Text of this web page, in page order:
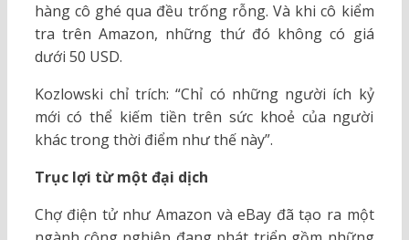
hàng cô ghé qua đều trống rỗng. Và khi cô kiểm
tra trên Amazon, những thứ đó không có giá
dưới 50 USD.
Kozlowski chỉ trích: “Chỉ có những người ích kỷ
mới có thể kiếm tiền trên sức khoẻ của người
khác trong thời điểm như thế này”.
Trục lợi từ một đại dịch
Chợ điện tử như Amazon và eBay đã tạo ra một